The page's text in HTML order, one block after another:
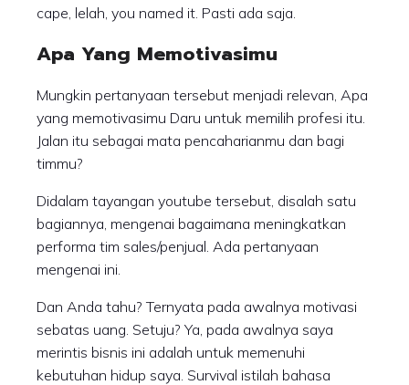
cape, lelah, you named it. Pasti ada saja.
Apa Yang Memotivasimu
Mungkin pertanyaan tersebut menjadi relevan, Apa
yang memotivasimu Daru untuk memilih profesi itu.
Jalan itu sebagai mata pencaharianmu dan bagi
timmu?
Didalam tayangan youtube tersebut, disalah satu
bagiannya, mengenai bagaimana meningkatkan
performa tim sales/penjual. Ada pertanyaan
mengenai ini.
Dan Anda tahu? Ternyata pada awalnya motivasi
sebatas uang. Setuju? Ya, pada awalnya saya
merintis bisnis ini adalah untuk memenuhi
kebutuhan hidup saya. Survival istilah bahasa